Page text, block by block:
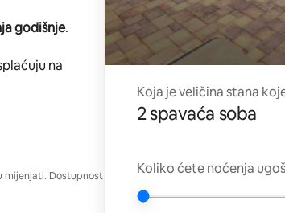
godišnje.
na
mijenjati. Dostupnost
Koja je veličina stana
2 spavaća soba
Koliko ćete noćenja